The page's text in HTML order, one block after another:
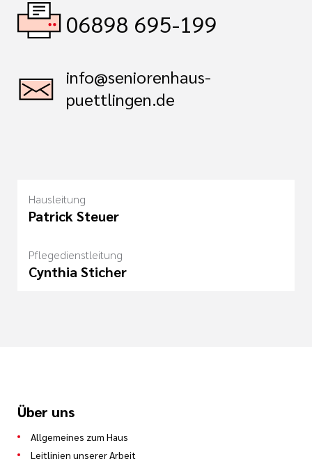
06898 695-199
info@seniorenhaus-
puettlingen.de
Hausleitung
Patrick Steuer
Pflegedienstleitung
Cynthia Sticher
Über uns
Allgemeines zum Haus
Leitlinien unserer Arbeit